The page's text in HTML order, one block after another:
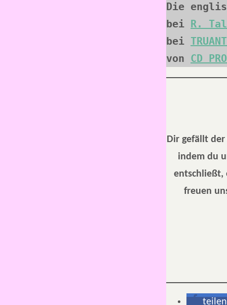
Die
bei R.
bei
von CD
Dir gefällt
indem du
entschließt,
freuen
teilen